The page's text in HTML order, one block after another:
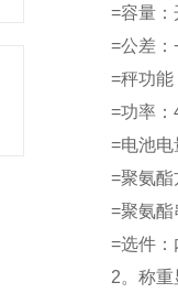
=容量：
=公差：
=秤功能
=功率：
=电池电
=聚氨酯
=聚氨酯
=选件：
2。称重